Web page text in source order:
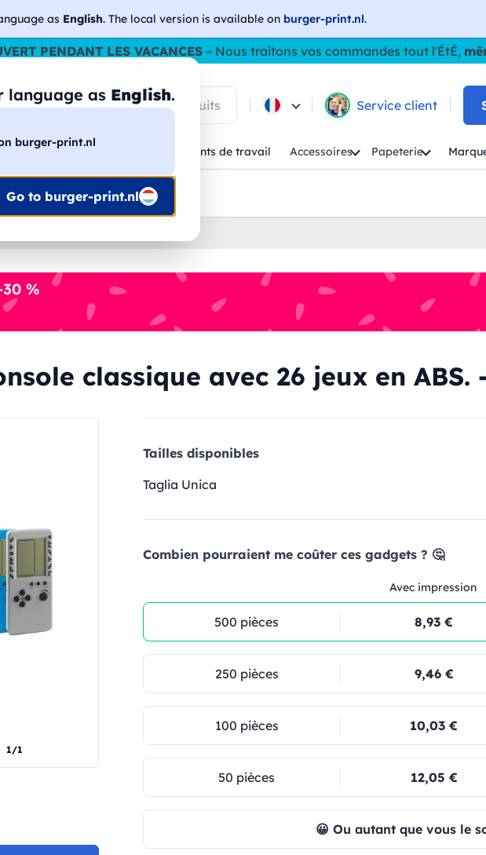
as English. The local version is available on burger-print.nl.
language as English.
burger-print.nl
Go to burger-print.nl
PENDANT LES VACANCES – Nous traitons vos commandes tout l'ÉtÉ,
🔎 Recherchez parmi les produits Service client
Femme Vêtements de travail Accessoires Papeterie
Service clientCroquis prépresse
%
classique avec 26 jeux en ABS.
1/1
Tailles disponibles
Taglia Unica
Combien pourraient me coûter ces gadgets ? 🤔
Avec impression
500 pièces 8,93 €
250 pièces 9,46 €
100 pièces 10,03 €
50 pièces 12,05 €
😀 Ou autant que vous le